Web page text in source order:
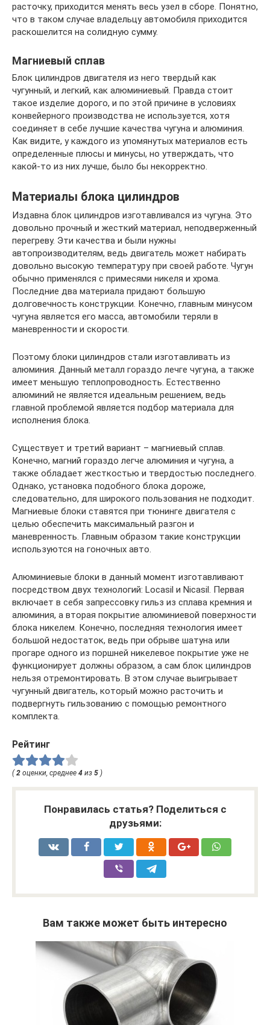
расточку, приходится менять весь узел в сборе. Понятно,
что в таком случае владельцу автомобиля приходится
раскошелится на солидную сумму.
Магниевый сплав
Блок цилиндров двигателя из него твердый как
чугунный, и легкий, как алюминиевый. Правда стоит
такое изделие дорого, и по этой причине в условиях
конвейерного производства не используется, хотя
соединяет в себе лучшие качества чугуна и алюминия.
Как видите, у каждого из упомянутых материалов есть
определенные плюсы и минусы, но утверждать, что
какой-то из них лучше, было бы некорректно.
Материалы блока цилиндров
Издавна блок цилиндров изготавливался из чугуна. Это
довольно прочный и жесткий материал, неподверженный
перегреву. Эти качества и были нужны
автопроизводителям, ведь двигатель может набирать
довольно высокую температуру при своей работе. Чугун
обычно применялся с примесями никеля и хрома.
Последние два материала придают большую
долговечность конструкции. Конечно, главным минусом
чугуна является его масса, автомобили теряли в
маневренности и скорости.
Поэтому блоки цилиндров стали изготавливать из
алюминия. Данный металл гораздо лечге чугуна, а также
имеет меньшую теплопроводность. Естественно
алюминий не является идеальным решением, ведь
главной проблемой является подбор материала для
исполнения блока.
Существует и третий вариант – магниевый сплав.
Конечно, магний гораздо легче алюминия и чугуна, а
также обладает жесткостью и твердостью последнего.
Однако, установка подобного блока дороже,
следовательно, для широкого пользования не подходит.
Магниевые блоки ставятся при тюнинге двигателя с
целью обеспечить максимальный разгон и
маневренность. Главным образом такие конструкции
используются на гоночных авто.
Алюминиевые блоки в данный момент изготавливают
посредством двух технологий: Locasil и Nicasil. Первая
включает в себя запрессовку гильз из сплава кремния и
алюминия, а вторая покрытие алюминиевой поверхности
блока никелем. Конечно, последняя технология имеет
большой недостаток, ведь при обрыве шатуна или
прогаре одного из поршней никелевое покрытие уже не
функционирует должны образом, а сам блок цилиндров
нельзя отремонтировать. В этом случае выигрывает
чугунный двигатель, который можно расточить и
подвергнуть гильзованию с помощью ремонтного
комплекта.
Рейтинг
(2 оценки, среднее 4 из 5 )
Понравилась статья? Поделиться с
друзьями:
Вам также может быть интересно